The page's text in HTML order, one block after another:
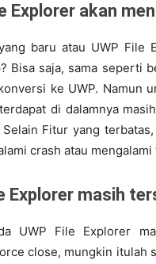
Explorer akan
baru atau UWP File
Bisa saja, sama seperti
ke UWP. Namun
di dalamnya
Fitur yang
crash atau
Explorer masih
UWP File Explorer
close, mungkin itulah